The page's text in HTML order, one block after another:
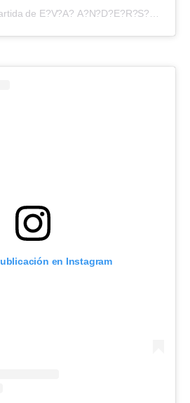
Una publicación compartida de E?V?A? A?N?D?E?R?S?O?N? (@evangelinaanderson)
en Instagram